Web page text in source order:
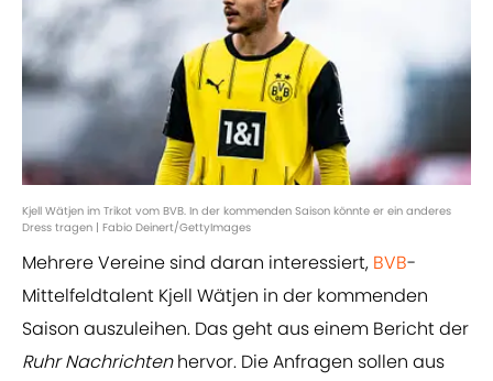
Kjell Wätjen im Trikot vom BVB. In der kommenden Saison könnte er ein anderes
Dress tragen | Fabio Deinert/GettyImages
Mehrere Vereine sind daran interessiert, BVB-
Mittelfeldtalent Kjell Wätjen in der kommenden
Saison auszuleihen. Das geht aus einem Bericht der
Ruhr Nachrichtenhervor. Die Anfragen sollen aus